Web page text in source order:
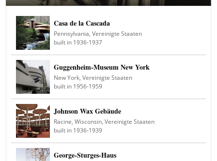
Casa de la Cascada
Pennsylvania, Vereinigte Staaten
built in 1936-1937
Guggenheim-Museum New York
New York, Vereinigte Staaten
built in 1956-1959
Johnson Wax Gebäude
Racine, Wisconsin, Vereinigte Staaten
built in 1936-1939
George-Sturges-Haus